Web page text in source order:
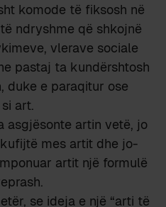
komode të fiksosh në
ndryshme që shkojnë
vlerave sociale
pastaj ta kundërshtosh
duke e paraqitur ose
art.
asgjësonte artin vetë, jo
mes artit dhe jo-
artit një formulë
se ideja e një “arti të